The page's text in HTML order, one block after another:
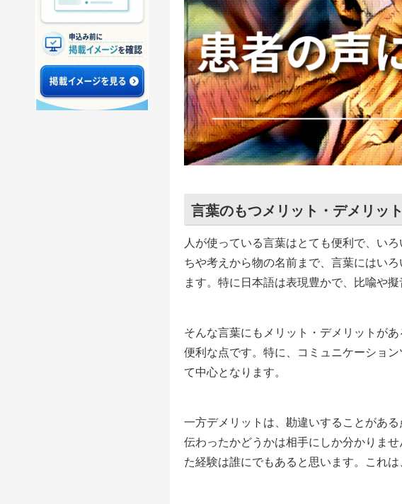
言葉のもつメリット・デメリット
人が使っている言葉はとても便利で、い
ちや考えから物の名前まで、言葉にはい
ます。特に日本語は表現豊かで、比喩や
そんな言葉にもメリット・デメリットが
便利な点です。特に、コミュニケーショ
て中心となります。
一方デメリットは、勘違いすることがあ
伝わったかどうかは相手にしか分かりま
た経験は誰にでもあると思います。これ